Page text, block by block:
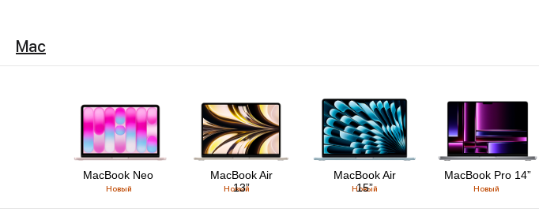
Mac
Новый
Новый Новый
Новый
MacBook Pro 14”
MacBook Air
13”
MacBook Neo
MacBook Air
15”